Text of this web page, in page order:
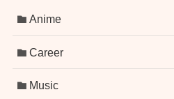
Anime
Career
Music